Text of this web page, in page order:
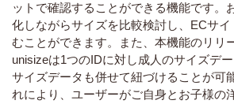
ットで確認することができる機能です。
化しながらサイズを比較検討し、ECサ
むことができます。また、本機能のリリ
unisizeは1つのIDに対し成人のサイズデ
サイズデータも併せて紐づけることが可
れにより、ユーザーがご自身とお子様の